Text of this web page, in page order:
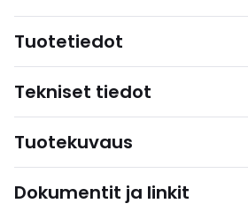
Tuotetiedot
Tekniset tiedot
Tuotekuvaus
Dokumentit ja linkit